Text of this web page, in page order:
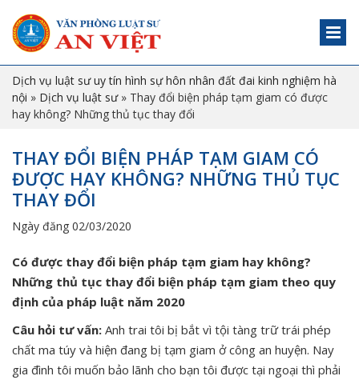
Dịch vụ luật sư uy tín hình sự hôn nhân đất đai kinh nghiệm hà
nội » Dịch vụ luật sư» Thay đổi biện pháp tạm giam có được
hay không? Những thủ tục thay đổi
THAY ĐỔI BIỆN PHÁP TẠM GIAM CÓ
ĐƯỢC HAY KHÔNG? NHỮNG THỦ TỤC
THAY ĐỔI
Ngày đăng 02/03/2020
Có được thay đổi biện pháp tạm giam hay không?
Những thủ tục thay đổi biện pháp tạm giam theo quy
định của pháp luật năm 2020
Câu hỏi tư vấn: Anh trai tôi bị bắt vì tội tàng trữ trái phép
chất ma túy và hiện đang bị tạm giam ở công an huyện. Nay
gia đình tôi muốn bảo lãnh cho bạn tôi được tại ngoại thì phải